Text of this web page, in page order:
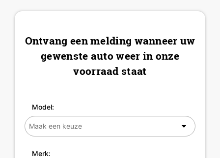
Ontvang een melding wanneer uw
gewenste auto weer in onze
voorraad staat
Model:
Merk: